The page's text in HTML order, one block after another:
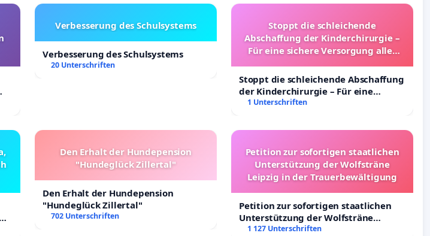
Verbesserung des Schulsystems
Verbesserung des Schulsystems
20 Unterschriften
Stoppt die schleichende
Abschaffung der Kinderchirurgie –
Für eine sichere Versorgung aller
Stoppt die schleichende Abschaffung
der Kinderchirurgie – Für eine
sichere Versorgung aller Kinder in
1 Unterschriften
Den Erhalt der Hundepension
"Hundeglück Zillertal"
Den Erhalt der Hundepension
"Hundeglück Zillertal"
702 Unterschriften
Petition zur sofortigen staatlichen
Unterstützung der Wolfsträne
Leipzig in der Trauerbewältigung
Petition zur sofortigen staatlichen
Unterstützung der Wolfsträne
Leipzig in der Trauerbewältigung
1 127 Unterschriften